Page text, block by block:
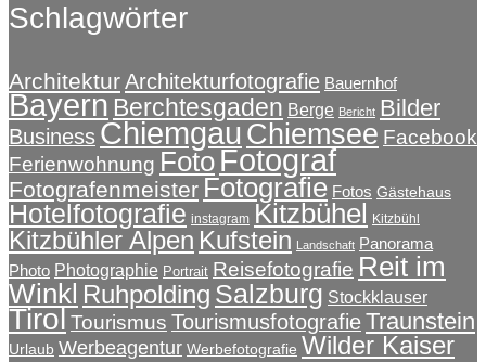
Schlagwörter
ArchitekturArchitekturfotografie Bauernhof
Bayern Berchtesgaden Berge Bericht Bilder
BusinessChiemgauChiemsee Facebook
Ferienwohnung FotoFotograf
Fotografenmeister Fotografie Fotos Gästehaus
Hotelfotografie instagram Kitzbühel Kitzbühl
Kitzbühler Alpen Kufstein Landschaft Panorama
Photo Photographie Portrait Reisefotografie Reit im
Winkl Ruhpolding Salzburg Stockklauser
TirolTourismus TourismusfotografieTraunstein
Urlaub Werbeagentur Werbefotografie Wilder Kaiser